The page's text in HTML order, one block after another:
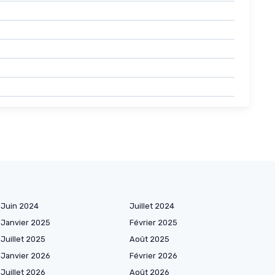
Juin 2024
Juillet 2024
Janvier 2025
Février 2025
Juillet 2025
Août 2025
Janvier 2026
Février 2026
Juillet 2026
Août 2026